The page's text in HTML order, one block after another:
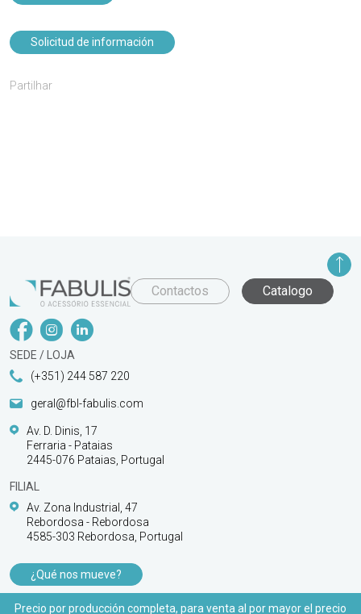
Solicitud de información
Partilhar
Contactos Catalogo
SEDE / LOJA
(+351) 244 587 220
geral@fbl-fabulis.com
Av. D. Dinis, 17
Ferraria - Pataias
2445-076 Pataias, Portugal
FILIAL
Av. Zona Industrial, 47
Rebordosa - Rebordosa
4585-303 Rebordosa, Portugal
¿Qué nos mueve?
PRODUCTOS
Precio por producción completa, para venta al por mayor el precio